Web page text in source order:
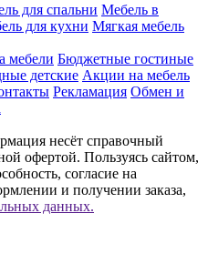
для спальни Мебель в
для кухни Мягкая мебель
мебели Бюджетные гостиные
детские Акции на мебель
Рекламация Обмен и
несёт справочный
офертой. Пользуясь сайтом,
согласие на
и получении заказа,
данных.